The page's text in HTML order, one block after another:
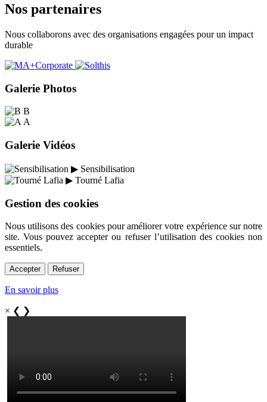
Nos partenaires
Nous collaborons avec des organisations engagées pour un impact
durable
Galerie Photos
B
A
Galerie Vidéos
▶ Sensibilisation
▶ Tourné Lafia
Gestion des cookies
Nous utilisons des cookies pour améliorer votre expérience sur notre
site. Vous pouvez accepter ou refuser l’utilisation des cookies non
essentiels.
Accepter Refuser
En savoir plus
× ❮ ❯